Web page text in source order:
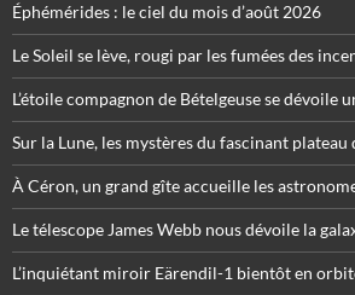
Éphémérides : le ciel du mois d’août 2026
Le Soleil se lève, rougi par les fumées des
L’étoile compagnon de Bételgeuse se dévoile
Sur la Lune, les mystères du fascinant plateau
À Céron, un grand gîte accueille les
Le télescope James Webb nous dévoile la
L’inquiétant miroir Eärendil-1 bientôt en